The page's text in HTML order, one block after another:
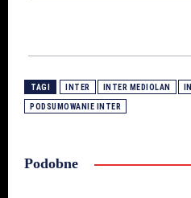
TAGI INTER INTER MEDIOLAN
PODSUMOWANIE INTER
Podobne